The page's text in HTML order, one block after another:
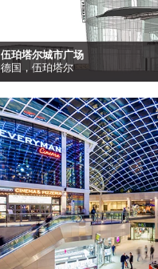
伍珀塔尔城市广场
德国，伍珀塔尔